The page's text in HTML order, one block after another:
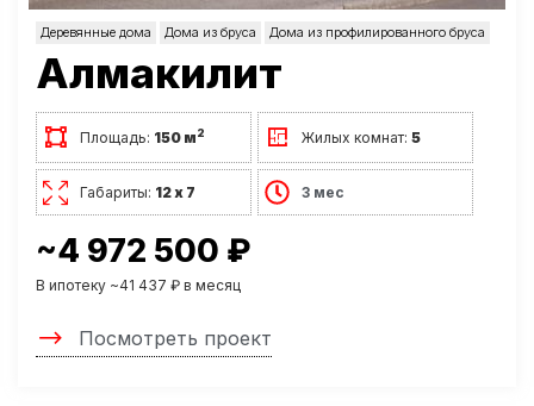
Деревянные дома Дома из бруса Дома из профилированного бруса
Алмакилит
Площадь: 150 м2 Жилых комнат:5
Габариты: 12 х 7 3 мес
~4 972 500 ₽
В ипотеку ~41 437 ₽ в месяц
Посмотреть проект